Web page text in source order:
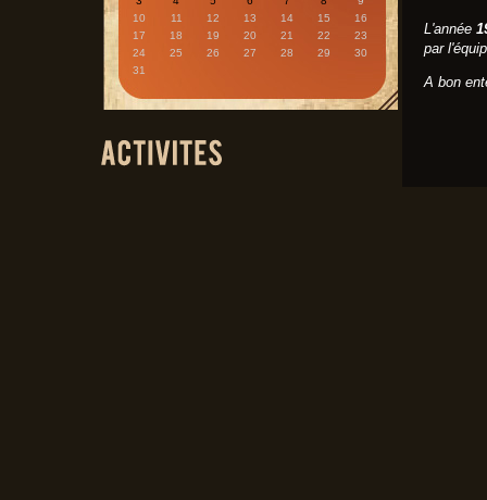
10
11 12 13 14 15
16
17
18 19 20 21 22
23
24
25 26 27 28 29
30
31
L'année
par
A bon